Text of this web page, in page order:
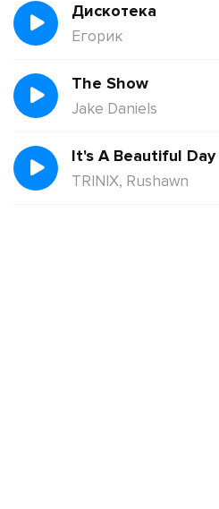
Дискотека
Егорик
The Show
Jake Daniels
It's A Beautiful Day
TRINIX, Rushawn